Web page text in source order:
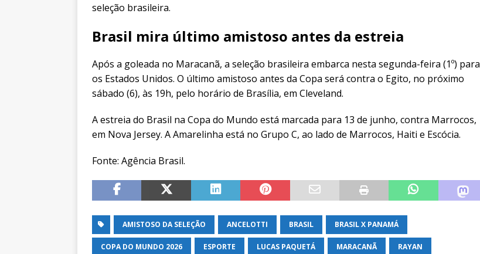
seleção brasileira.
Brasil mira último amistoso antes da estreia
Após a goleada no Maracanã, a seleção brasileira embarca nesta segunda-feira (1º) para
os Estados Unidos. O último amistoso antes da Copa será contra o Egito, no próximo
sábado (6), às 19h, pelo horário de Brasília, em Cleveland.
A estreia do Brasil na Copa do Mundo está marcada para 13 de junho, contra Marrocos,
em Nova Jersey. A Amarelinha está no Grupo C, ao lado de Marrocos, Haiti e Escócia.
Fonte: Agência Brasil.
AMISTOSO DA SELEÇÃO ANCELOTTI BRASIL BRASIL X PANAMÁ
COPA DO MUNDO 2026 ESPORTE LUCAS PAQUETÁ MARACANÃ RAYAN